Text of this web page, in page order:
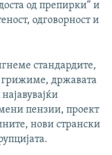
од препирки“ и
одговорност и
стандардите,
грижиме, државата
најавувајќи
пензии, проект
нови странски